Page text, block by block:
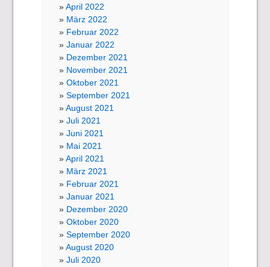
April 2022
März 2022
Februar 2022
Januar 2022
Dezember 2021
November 2021
Oktober 2021
September 2021
August 2021
Juli 2021
Juni 2021
Mai 2021
April 2021
März 2021
Februar 2021
Januar 2021
Dezember 2020
Oktober 2020
September 2020
August 2020
Juli 2020